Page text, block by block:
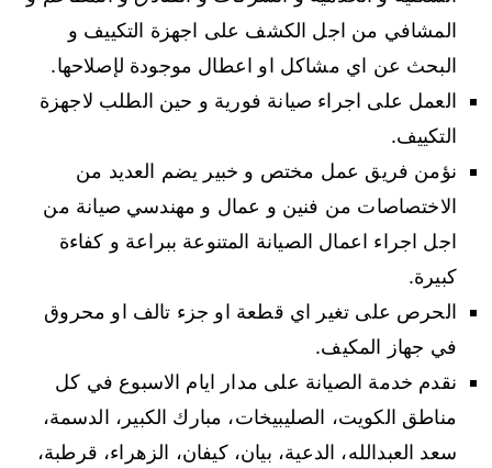
المشافي من اجل الكشف على اجهزة التكييف و
البحث عن اي مشاكل او اعطال موجودة لإصلاحها.
العمل على اجراء صيانة فورية و حين الطلب لاجهزة
التكييف.
نؤمن فريق عمل مختص و خبير يضم العديد من
الاختصاصات من فنين و عمال و مهندسي صيانة من
اجل اجراء اعمال الصيانة المتنوعة ببراعة و كفاءة
كبيرة.
الحرص على تغير اي قطعة او جزء تالف او محروق
في جهاز المكيف.
نقدم خدمة الصيانة على مدار ايام الاسبوع في كل
مناطق الكويت، الصليبيخات، مبارك الكبير، الدسمة،
سعد العبدالله، الدعية، بيان، كيفان، الزهراء، قرطبة،